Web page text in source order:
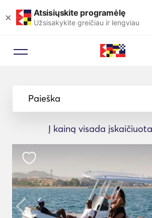
× Atsisiųskite programėlę
Užsisakykite greičiau ir lengviau
Paieška
Į kainą visada